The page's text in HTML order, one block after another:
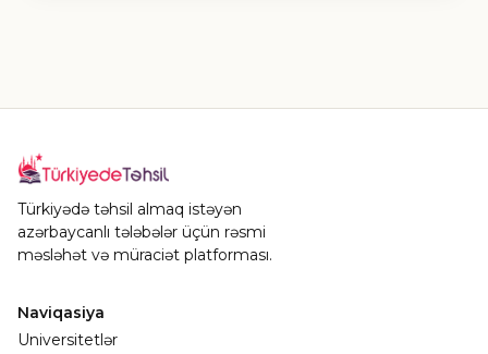
Türkiyədə təhsil almaq istəyən
azərbaycanlı tələbələr üçün rəsmi
məsləhət və müraciət platforması.
Naviqasiya
Universitetlər